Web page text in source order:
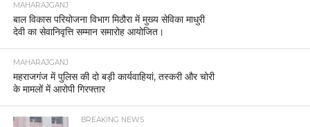
MAHARAJGANJ
बाल विकास परियोजना विभाग मिठौरा में मुख्य सेविका माधुरी
देवी का सेवानिवृत्ति सम्मान समारोह आयोजित।
MAHARAJGANJ
महराजगंज में पुलिस की दो बड़ी कार्यवाहियां, तस्करी और चोरी
के मामलों में आरोपी गिरफ्तार
BREAKING NEWS